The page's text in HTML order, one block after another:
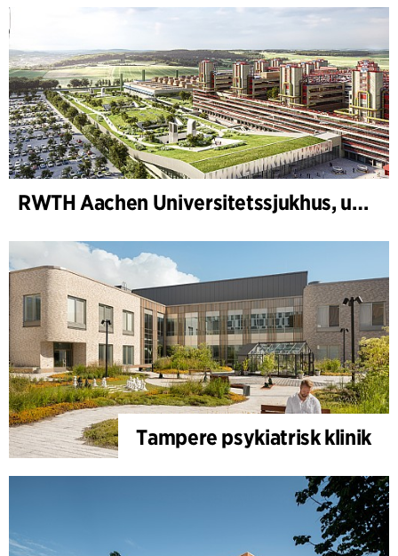
RWTH Aachen Universitetssjukhus, utbyggnad
Tampere psykiatrisk klinik